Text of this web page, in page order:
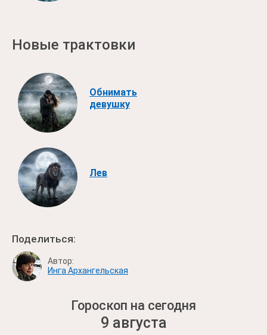
Новые трактовки
Обнимать
девушку
Лев
Поделиться:
Автор:
Инга Архангельская
Гороскоп на сегодня
9 августа